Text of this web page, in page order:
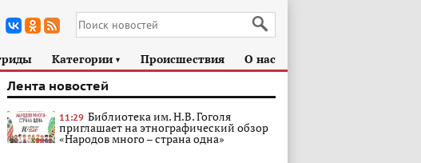
Категории ► Происшествия О нас
Лента новостей
11:29 Библиотека им. Н.В. Гоголя
приглашает на этнографический обзор
«Народов много – страна одна»